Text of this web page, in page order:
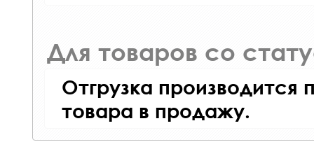
Для товаров со
Отгрузка производится
товара в продажу.